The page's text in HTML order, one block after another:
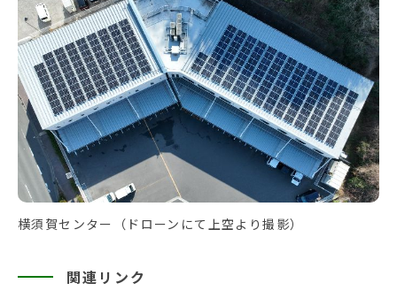
横須賀センター（ドローンにて上空より撮影）
関連リンク